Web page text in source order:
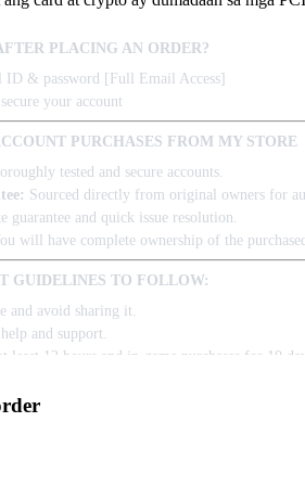
PLACING AN ORDER?
ID & password [Full Email Access]
your account
PURCHASES FROM MY STORE
tested and secure accounts.
Sourced directly from original owners for
guarantee and quick issue resolution.
will have complete ownership of the
GUIDELINES TO FOLLOW:
and avoid sharing it.
and support.
least 12 hours and in-game purchases for 10